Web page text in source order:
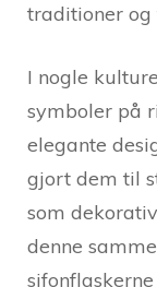
traditioner
I nogle
symboler på
elegante
gjort dem til
som
denne